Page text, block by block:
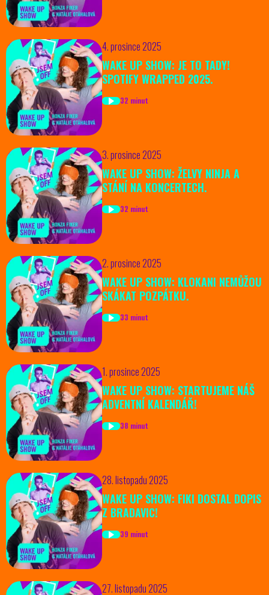
4. prosince 2025
WAKE UP SHOW: JE TO TADY!
SPOTIFY WRAPPED 2025.
32 minut
3. prosince 2025
WAKE UP SHOW: ŽELVY NINJA A
STÁNÍ NA KONCERTECH.
32 minut
2. prosince 2025
WAKE UP SHOW: KLOKANI NEMŮŽOU
SKÁKAT POZPÁTKU.
33 minut
1. prosince 2025
WAKE UP SHOW: STARTUJEME NÁŠ
ADVENTNÍ KALENDÁŘ!
38 minut
28. listopadu 2025
WAKE UP SHOW: FIKI DOSTAL DOPIS
Z BRADAVIC!
39 minut
27. listopadu 2025